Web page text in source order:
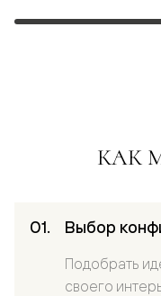
КАК
Выбор
Подобрать
своего